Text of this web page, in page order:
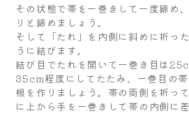
その状態で帯を一巻きして一度締め
りと締めましょう。
そして「たれ」を内側に斜めに折っ
うに結びます。
結び目でたれを開いて一巻き目は
35cm程度にしてたたみ、一巻目の
根を作りましょう。帯の両側を折っ
に上から手を一巻きして帯の内側に差